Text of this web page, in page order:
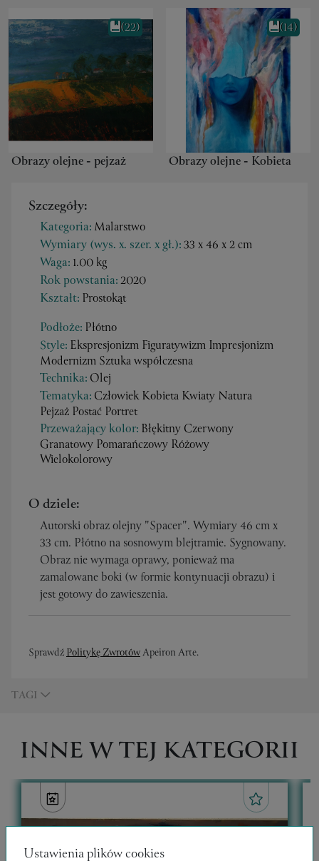
Obrazy olejne - pejzaż
(22)
Obrazy olejne - Kobieta
(14)
Szczegóły:
Kategoria: Malarstwo
Wymiary (wys. x. szer. x gł.):33 x 46 x 2 cm
Waga: 1.00 kg
Rok powstania:2020
Kształt: Prostokąt
Podłoże: Płótno
Style: Ekspresjonizm Figuratywizm Impresjonizm
Modernizm Sztuka współczesna
Technika: Olej
Tematyka: Człowiek Kobieta Kwiaty Natura
Pejzaż Postać Portret
Przeważający kolor: Błękitny Czerwony
Granatowy Pomarańczowy Różowy
Wielokolorowy
O dziele:
Autorski obraz olejny "Spacer". Wymiary 46 cm x
33 cm. Płótno na sosnowym blejtramie. Sygnowany.
Obraz nie wymaga oprawy, ponieważ ma
zamalowane boki (w formie kontynuacji obrazu) i
jest gotowy do zawieszenia.
SprawdźPolitykę ZwrotówApeiron Arte.
TAGI
INNE W TEJ KATEGORII
Ustawienia plików cookies